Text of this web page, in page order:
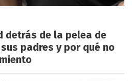
detrás de la pelea de
padres y por qué no